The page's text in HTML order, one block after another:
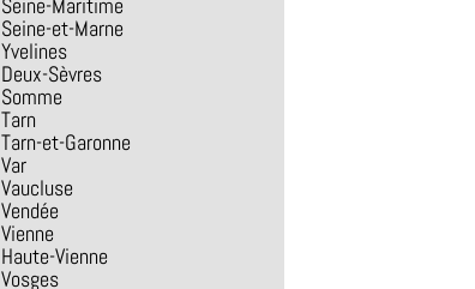
Seine-Maritime
Seine-et-Marne
Yvelines
Deux-Sèvres
Somme
Tarn
Tarn-et-Garonne
Var
Vaucluse
Vendée
Vienne
Haute-Vienne
Vosges